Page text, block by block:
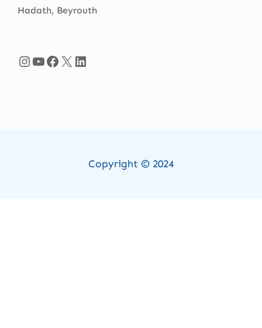
Hadath, Beyrouth
InstagramYouTube Facebook X LinkedIn
Copyright © 2024